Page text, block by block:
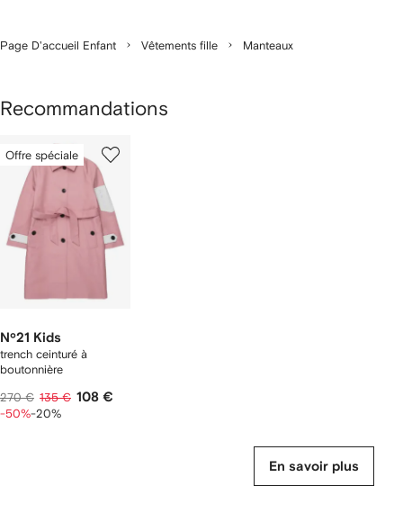
Page D'accueil Enfant Vêtements fille Manteaux
Recommandations
sur
Offre spéciale
Nº21 Kids
trench ceinturé à
boutonnière
270 € 135 € 108 €
-50%-20%
En savoir plus